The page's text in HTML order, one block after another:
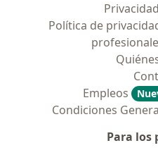
Política de
Empleos
Condiciones
Para los